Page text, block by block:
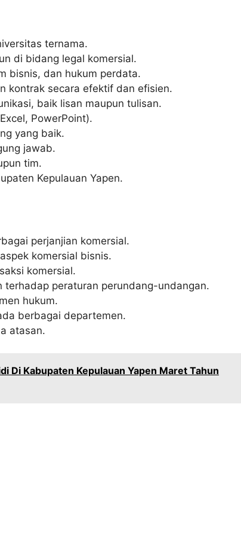
ternama.
di bidang legal komersial.
bisnis, dan hukum perdata.
kontrak secara efektif dan efisien.
baik lisan maupun tulisan.
PowerPoint).
yang baik.
jawab.
tim.
Kepulauan Yapen.
perjanjian komersial.
komersial bisnis.
komersial.
terhadap peraturan perundang-undangan.
hukum.
berbagai departemen.
atasan.
Di Kabupaten Kepulauan Yapen Maret Tahun